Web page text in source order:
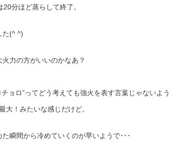
分ほど蒸らして終了。
た(^ ^)
力の方がいいのかなあ？
ョロ”ってどう考えても強火を表す言葉じゃないよう
大！みたいな感じだけど。
瞬間から冷めていくのが早いようで･･･